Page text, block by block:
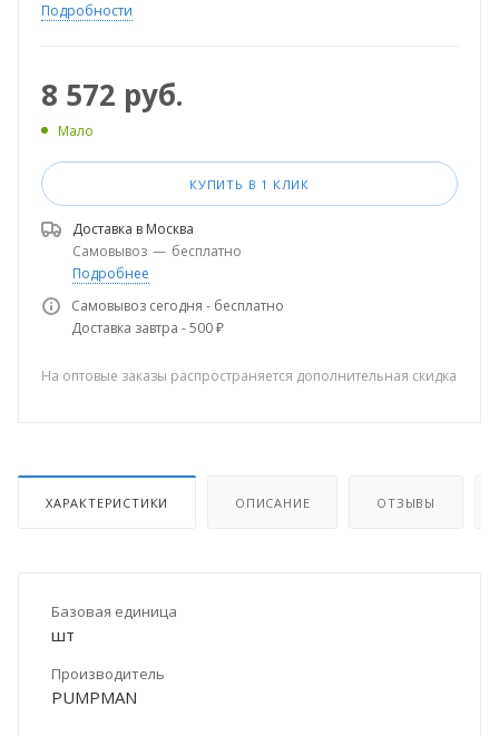
Подробности
8 572 руб.
Мало
КУПИТЬ В 1 КЛИК
Доставка в Москва
Самовывоз — бесплатно
Подробнее
Самовывоз сегодня - бесплатно
Доставка завтра - 500 ₽
На оптовые заказы распространяется дополнительная скидка
ХАРАКТЕРИСТИКИ ОПИСАНИЕ ОТЗЫВЫ
Базовая единица
шт
Производитель
PUMPMAN